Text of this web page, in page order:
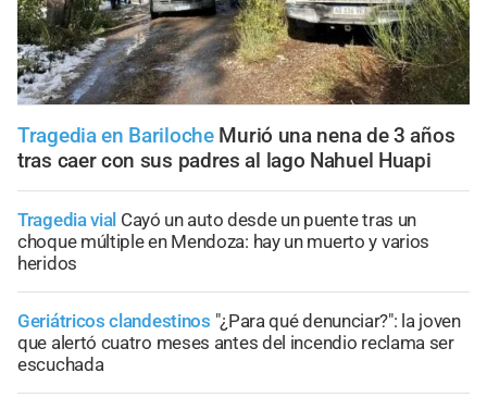
Tragedia en Bariloche Murió una nena de 3 años
tras caer con sus padres al lago Nahuel Huapi
Tragedia vial Cayó un auto desde un puente tras un
choque múltiple en Mendoza: hay un muerto y varios
heridos
Geriátricos clandestinos "¿Para qué denunciar?": la joven
que alertó cuatro meses antes del incendio reclama ser
escuchada